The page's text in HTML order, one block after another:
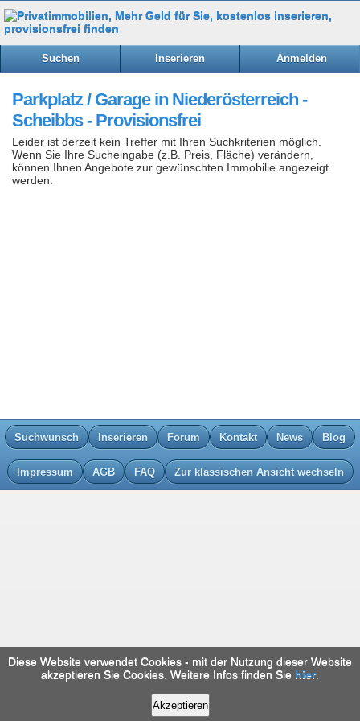
Suchen Inserieren Anmelden
Parkplatz / Garage in Niederösterreich -
Scheibbs - Provisionsfrei
Leider ist derzeit kein Treffer mit Ihren Suchkriterien möglich.
Wenn Sie Ihre Sucheingabe (z.B. Preis, Fläche) verändern,
können Ihnen Angebote zur gewünschten Immobilie angezeigt
werden.
Suchwunsch Inserieren Forum Kontakt News Blog
Impressum AGB FAQ Zur klassischen Ansicht wechseln
Diese Website verwendet Cookies - mit der Nutzung dieser Website
akzeptieren Sie Cookies. Weitere Infos finden Sie hier.